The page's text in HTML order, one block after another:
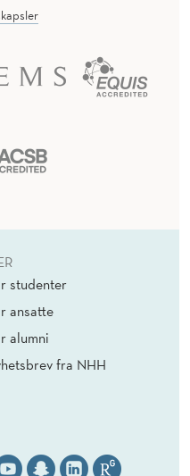
studenter
ansatte
alumni
fra NHH